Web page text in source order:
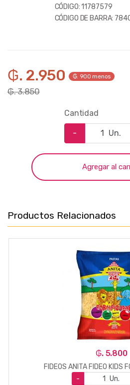
CÓDIGO:11787579
CÓDIGO DE BARRA:
₲. 2.950 ₲. 900 menos
₲. 3.850
Cantidad
- Un.
Agregar al
Productos Relacionados
₲. 5.800
FIDEOS ANITA FIDEO KIDS
-
Un.